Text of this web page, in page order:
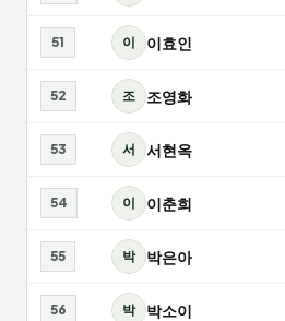
51 이 이효인
52 조 조영화
53 서 서현옥
54 이 이춘희
55 박 박은아
56 박 박소이